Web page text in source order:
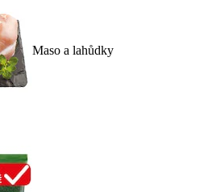
Maso a lahůdky